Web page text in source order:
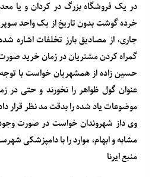
خرده گوشت بدون تاریخ از یک واحد
جاری، از مصادیق بارز تخلفات اشاره
گمراه کردن مشتریان در زمان خرید
حسین زاده از همشهریان خواست با
عنوان گول ظواهر را نخورند و حتی در
موضوعات یاد شده را بدقت مد نظر قرار
وی داز شهروندان خواست در صورت
مشابه و ابهام، موارد را با دامپزشکی
منبعایرنا